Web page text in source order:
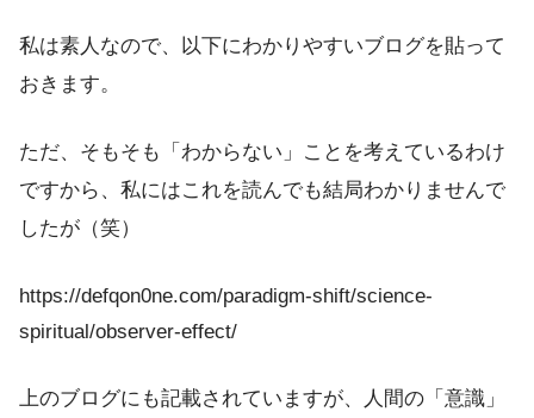
私は素人なので、以下にわかりやすいブログを貼って
おきます。
ただ、そもそも「わからない」ことを考えているわけ
ですから、私にはこれを読んでも結局わかりませんで
したが（笑）
https://defqon0ne.com/paradigm-shift/science-
spiritual/observer-effect/
上のブログにも記載されていますが、人間の「意識」